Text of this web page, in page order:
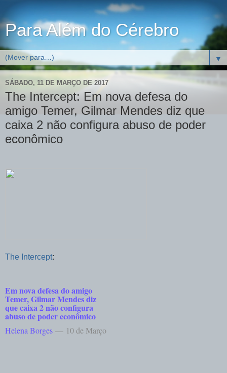
Para Além do Cérebro
▼
SÁBADO, 11 DE MARÇO DE 2017
The Intercept: Em nova defesa do
amigo Temer, Gilmar Mendes diz que
caixa 2 não configura abuso de poder
econômico
The Intercept:
Em nova defesa do amigo
Temer, Gilmar Mendes diz
que caixa 2 não configura
abuso de poder econômico
Helena Borges — 10 de Março